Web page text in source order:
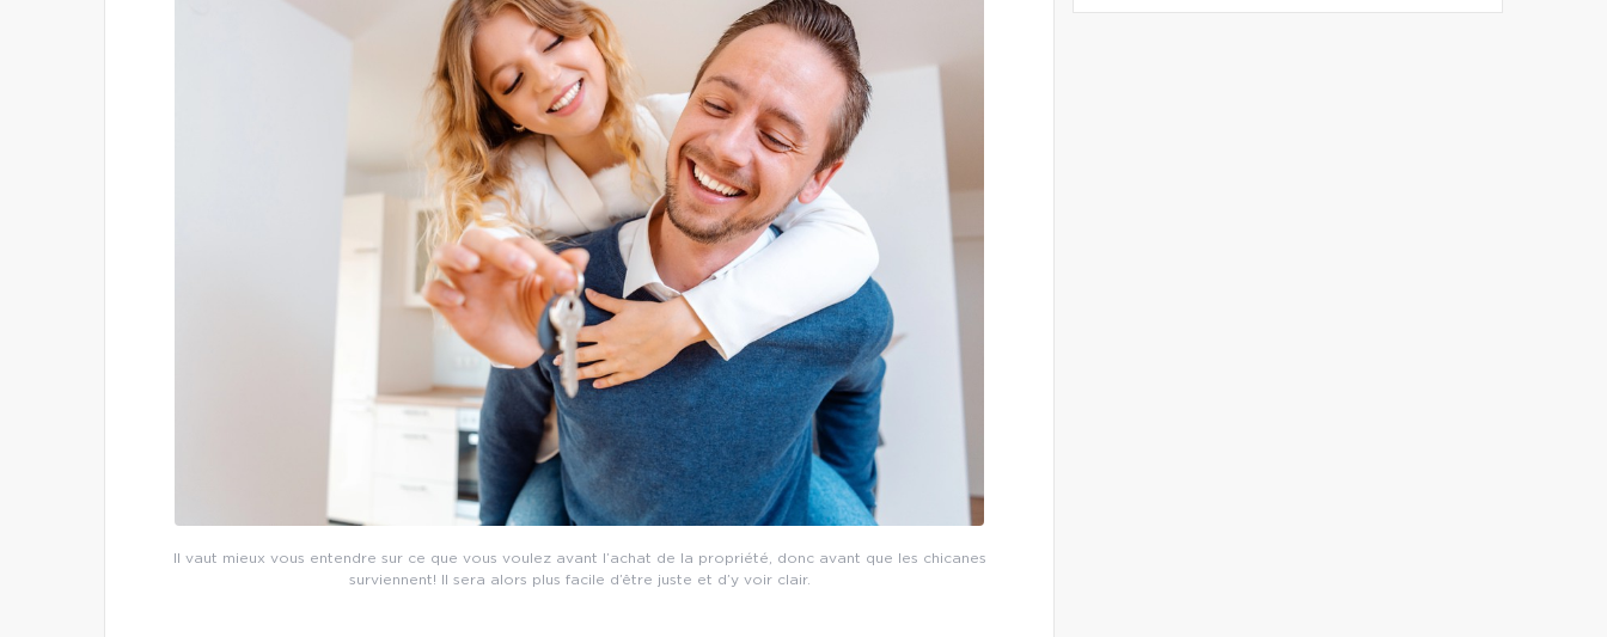
Il vaut mieux vous entendre sur ce que vous voulez avant l’achat de la propriété, donc avant que les chicanes
surviennent! Il sera alors plus facile d’être juste et d’y voir clair.